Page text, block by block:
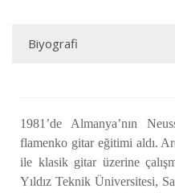
Biyografi
1981’de Almanya’nın
flamenko gitar eğitimi aldı.
ile klasik gitar üzerine
Yıldız Teknik Üniversitesi,